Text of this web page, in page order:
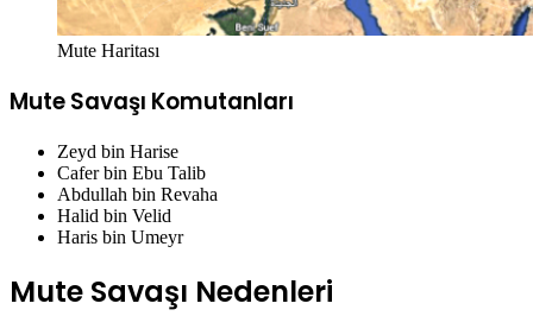
Mute Haritası
Mute Savaşı Komutanları
Zeyd bin Harise
Cafer bin Ebu Talib
Abdullah bin Revaha
Halid bin Velid
Haris bin Umeyr
Mute Savaşı Nedenleri